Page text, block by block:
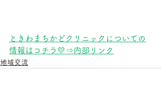
ときわまちかどクリニックについての
情報はコチラ💛⇒内部リンク
地域交流